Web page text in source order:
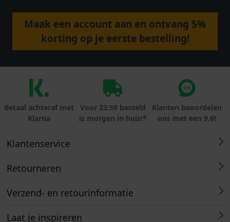
Maak een account aan en ontvang 5%
korting op je eerste bestelling!
Betaal achteraf met
Klarna
Voor 23:59 besteld
is morgen in huis!*
Klanten beoordelen
ons met een 9,6!
Klantenservice
Retourneren
Verzend- en retourinformatie
Laat je inspireren